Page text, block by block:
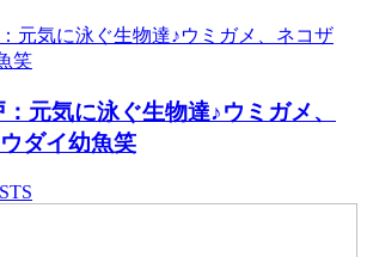
元気に泳ぐ生物達♪ウミガメ、
ダイ幼魚笑